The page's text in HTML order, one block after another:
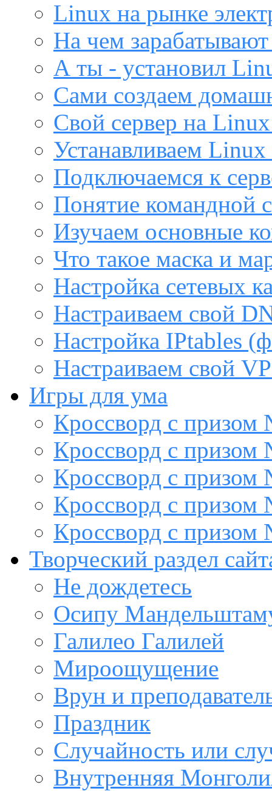
Linux на рынке
На чем
А ты - установил
Сами создаем
Свой сервер на
Устанавливаем
Подключаемся к
Понятие командной
Изучаем основные
Что такое маска и
Настройка сетевых
Настраиваем свой
Настройка IPtables
Настраиваем свой
Игры для ума
Кроссворд с
Кроссворд с
Кроссворд с
Кроссворд с
Кроссворд с
Творческий раздел
Не дождетесь
Осипу
Галилео Галилей
Мироощущение
Врун и
Праздник
Случайность или
Внутренняя